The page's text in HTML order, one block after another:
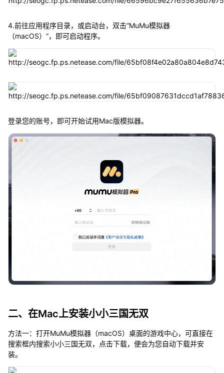
4.前往应用程序目录，或启动台，双击“MuMu模拟器
（macOS）”，即可启动程序。
登录您的账号，即可开始试用Mac版模拟器。
二、在Mac上安装小小三国无双
方法一：打开MuMu模拟器（macOS）桌面的游戏中心，可直接在
搜索框内搜索小小三国无双，点击下载，便会为您自动下载并安
装。